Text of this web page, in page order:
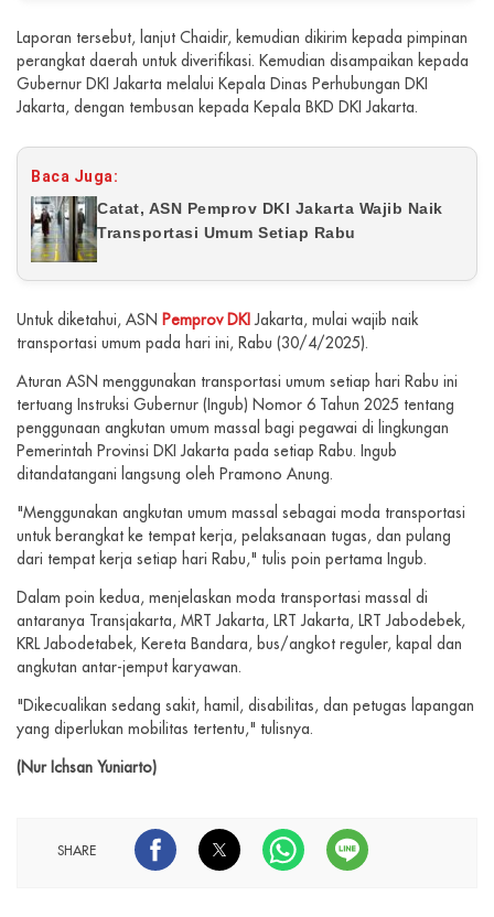
Laporan tersebut, lanjut Chaidir, kemudian dikirim kepada pimpinan
perangkat daerah untuk diverifikasi. Kemudian disampaikan kepada
Gubernur DKI Jakarta melalui Kepala Dinas Perhubungan DKI
Jakarta, dengan tembusan kepada Kepala BKD DKI Jakarta.
Baca Juga:
Catat, ASN Pemprov DKI Jakarta Wajib Naik
Transportasi Umum Setiap Rabu
Untuk diketahui, ASN Pemprov DKIJakarta, mulai wajib naik
transportasi umum pada hari ini, Rabu (30/4/2025).
Aturan ASN menggunakan transportasi umum setiap hari Rabu ini
tertuang Instruksi Gubernur (Ingub) Nomor 6 Tahun 2025 tentang
penggunaan angkutan umum massal bagi pegawai di lingkungan
Pemerintah Provinsi DKI Jakarta pada setiap Rabu. Ingub
ditandatangani langsung oleh Pramono Anung.
"Menggunakan angkutan umum massal sebagai moda transportasi
untuk berangkat ke tempat kerja, pelaksanaan tugas, dan pulang
dari tempat kerja setiap hari Rabu," tulis poin pertama Ingub.
Dalam poin kedua, menjelaskan moda transportasi massal di
antaranya Transjakarta, MRT Jakarta, LRT Jakarta, LRT Jabodebek,
KRL Jabodetabek, Kereta Bandara, bus/angkot reguler, kapal dan
angkutan antar-jemput karyawan.
"Dikecualikan sedang sakit, hamil, disabilitas, dan petugas lapangan
yang diperlukan mobilitas tertentu," tulisnya.
(Nur Ichsan Yuniarto)
SHARE